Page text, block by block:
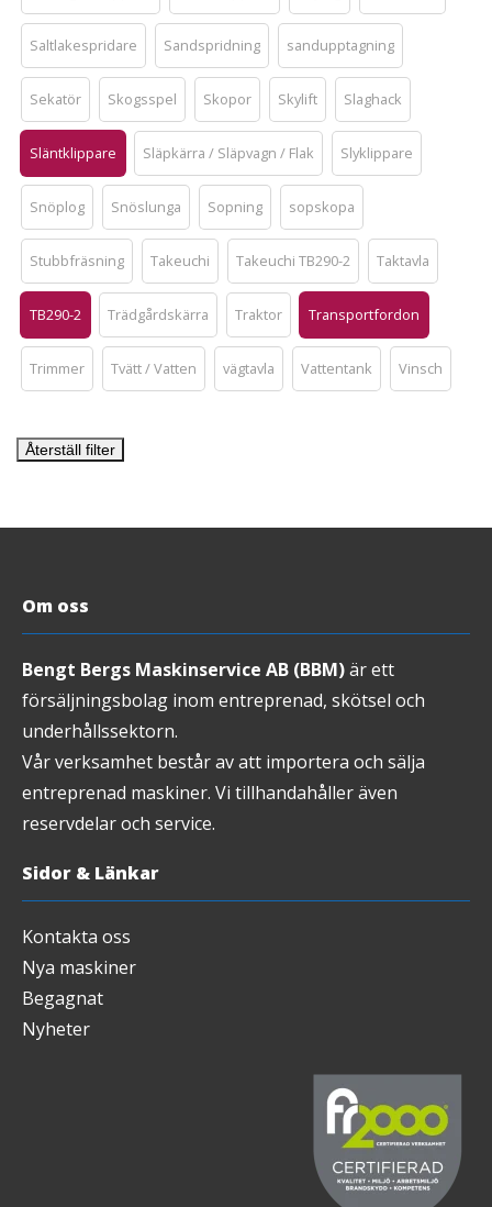
Saltlakespridare Sandspridning sandupptagning
Sekatör Skogsspel Skopor Skylift Slaghack
Släntklippare Släpkärra / Släpvagn / Flak Slyklippare
Snöplog Snöslunga Sopning sopskopa
Stubbfräsning Takeuchi Takeuchi TB290-2 Taktavla
TB290-2 Trädgårdskärra Traktor Transportfordon
Trimmer Tvätt / Vatten vägtavla Vattentank Vinsch
Återställ filter
Om oss
Bengt Bergs Maskinservice AB (BBM)är ett
försäljningsbolag inom entreprenad, skötsel och
underhållssektorn.
Vår verksamhet består av att importera och sälja
entreprenad maskiner. Vi tillhandahåller även
reservdelar och service.
Sidor & Länkar
Kontakta oss
Nya maskiner
Begagnat
Nyheter